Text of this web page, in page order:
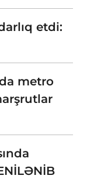
etdi:
metro